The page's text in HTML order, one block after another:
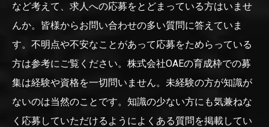
など考えて、求人への応募をとどまっている方はいませ
んか。皆様からお問い合わせの多い質問に答えていま
す。不明点や不安なことがあって応募をためらっている
方は参考にご覧ください。株式会社OAEの育成枠での募
集は経験や資格を一切問いません。未経験の方が知識が
ないのは当然のことです。知識の少ない方にも気兼ねな
く応募していただけるようによくある質問を掲載してい